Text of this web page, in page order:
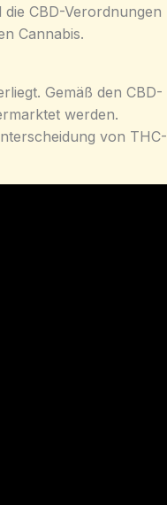
CBD-Verordnungen
Cannabis.
Gemäß den CBD-
werden.
von THC-